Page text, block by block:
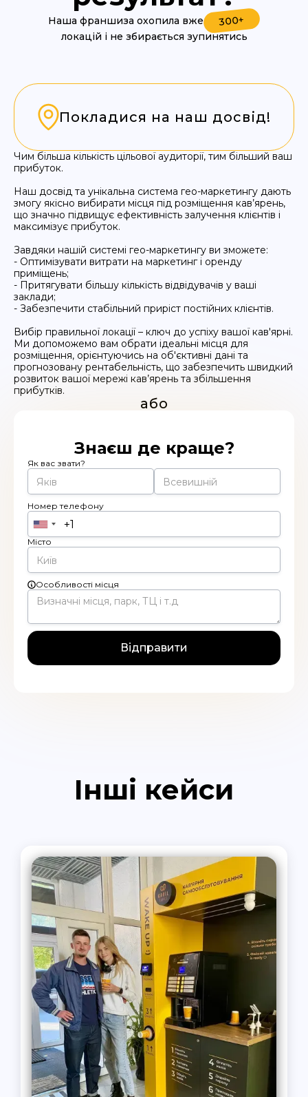
Наша франшиза охопила вже 300+
локацій і не збирається зупинятись
Покладися на наш досвід!
Чим більша кількість цільової аудиторії, тим більший ваш
прибуток.
Наш досвід та унікальна система гео-маркетингу дають
змогу якісно вибирати місця під розміщення кав’ярень,
що значно підвищує ефективність залучення клієнтів і
максимізує прибуток.
Завдяки нашій системі гео-маркетингу ви зможете:
- Оптимізувати витрати на маркетинг і оренду
приміщень;
- Притягувати більшу кількість відвідувачів у ваші
заклади;
- Забезпечити стабільний приріст постійних клієнтів.
Вибір правильної локації – ключ до успіху вашої кав'ярні.
Ми допоможемо вам обрати ідеальні місця для
розміщення, орієнтуючись на об'єктивні дані та
прогнозовану рентабельність, що забезпечить швидкий
розвиток вашої мережі кав’ярень та збільшення
прибутків.
або
Знаєш де краще?
Як вас звати?
Номер телефону
Місто
Особливості місця
Інші кейси